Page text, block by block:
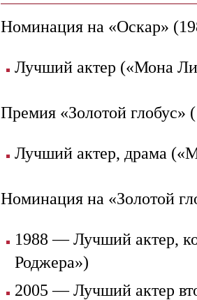
Номинация на «Оскар»
Лучший актер («Мона
Премия «Золотой глобус»
Лучший актер, драма
Номинация на «Золотой
1988 — Лучший актер,
Роджера»)
2005 — Лучший актер